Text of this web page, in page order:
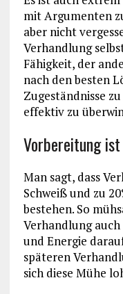
mit Argumenten
aber nicht
Verhandlung
Fähigkeit, der
nach den besten
Zugeständnisse
effektiv zu
Vorbereitung ist
Man sagt, dass
Schweiß und zu
bestehen. So
Verhandlung auch
und Energie
späteren
sich diese Mühe